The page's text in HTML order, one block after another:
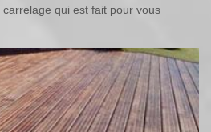
qui est fait pour vous